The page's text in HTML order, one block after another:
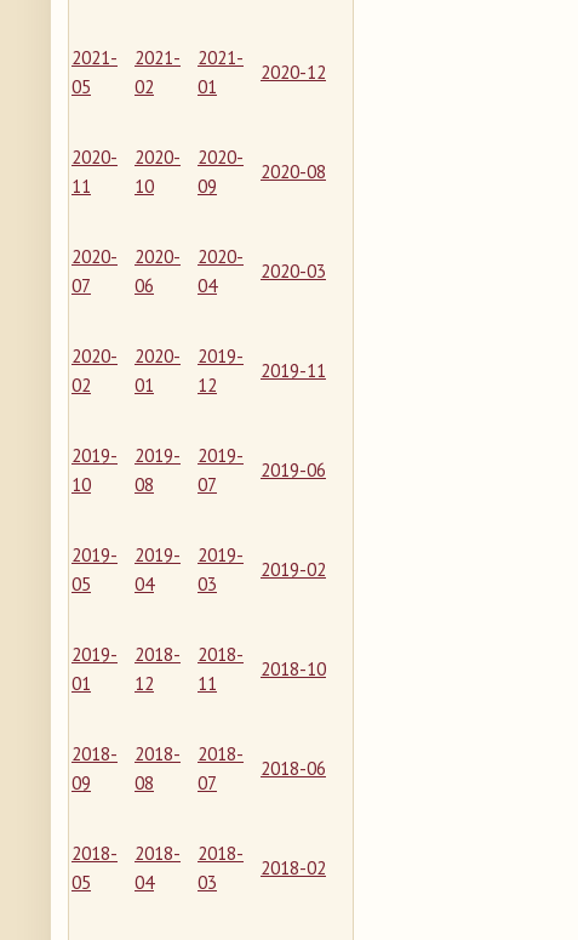
2021-
05
2021-
02
2021-
01
2020-12
2020-
11
2020-
10
2020-
09
2020-08
2020-
07
2020-
06
2020-
04
2020-03
2020-
02
2020-
01
2019-
12
2019-11
2019-
10
2019-
08
2019-
07
2019-06
2019-
05
2019-
04
2019-
03
2019-02
2019-
01
2018-
12
2018-
11
2018-10
2018-
09
2018-
08
2018-
07
2018-06
2018-
05
2018-
04
2018-
03
2018-02